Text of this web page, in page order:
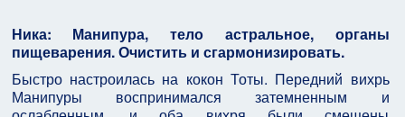
Ника: Манипура, тело астральное, органы
пищеварения. Очистить и сгармонизировать.
Быстро настроилась на кокон Тоты. Передний вихрь
Манипуры воспринимался затемненным и